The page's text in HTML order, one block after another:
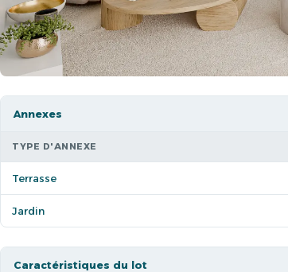
Annexes
TYPE D'ANNEXE
Terrasse
Jardin
Caractéristiques du lot